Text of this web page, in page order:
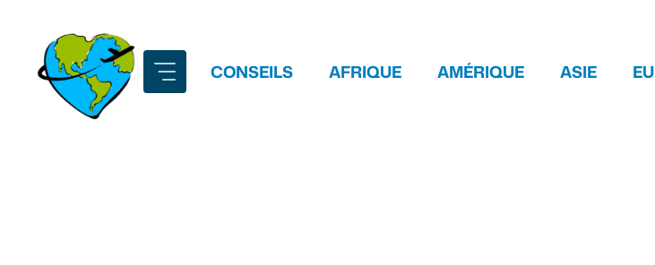
contenu
CONSEILS AFRIQUE AMÉRIQUE ASIE